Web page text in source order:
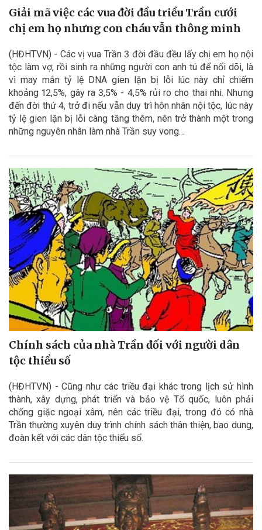
Giải mã việc các vua đời đầu triều Trần cưới
chị em họ nhưng con cháu vẫn thông minh
(HĐHTVN) - Các vị vua Trần 3 đời đầu đều lấy chị em họ nội
tộc làm vợ, rồi sinh ra những người con anh tú để nối dõi, là
vì may mắn tỷ lệ DNA gien lặn bị lỗi lúc này chỉ chiếm
khoảng 12,5%, gây ra 3,5% - 4,5% rủi ro cho thai nhi. Nhưng
đến đời thứ 4, trở đi nếu vẫn duy trì hôn nhân nội tộc, lúc này
tỷ lệ gien lặn bị lỗi càng tăng thêm, nên trở thành một trong
những nguyên nhân làm nhà Trần suy vong…
Chính sách của nhà Trần đối với người dân
tộc thiểu số
(HĐHTVN) - Cũng như các triều đại khác trong lịch sử hình
thành, xây dựng, phát triển và bảo vệ Tổ quốc, luôn phải
chống giặc ngoại xâm, nên các triều đại, trong đó có nhà
Trần thường xuyên duy trình chính sách thân thiện, bao dung,
đoàn kết với các dân tộc thiểu số.